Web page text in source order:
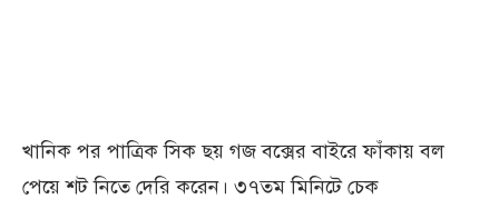
খানিক পর পাত্রিক সিক ছয় গজ বক্সের বাইরে ফাঁকায় বল
পেয়ে শট নিতে দেরি করেন। ৩৭তম মিনিটে চেক